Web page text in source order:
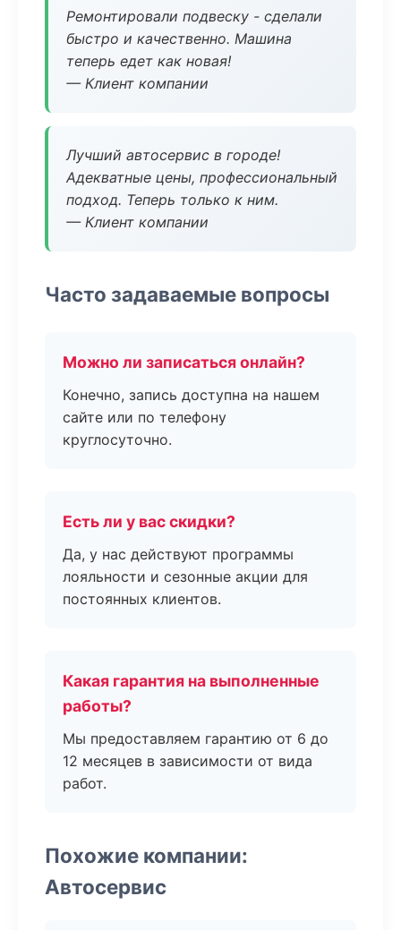
Ремонтировали подвеску - сделали
быстро и качественно. Машина
теперь едет как новая!
— Клиент компании
Лучший автосервис в городе!
Адекватные цены, профессиональный
подход. Теперь только к ним.
— Клиент компании
Часто задаваемые вопросы
Можно ли записаться онлайн?
Конечно, запись доступна на нашем
сайте или по телефону
круглосуточно.
Есть ли у вас скидки?
Да, у нас действуют программы
лояльности и сезонные акции для
постоянных клиентов.
Какая гарантия на выполненные
работы?
Мы предоставляем гарантию от 6 до
12 месяцев в зависимости от вида
работ.
Похожие компании:
Автосервис